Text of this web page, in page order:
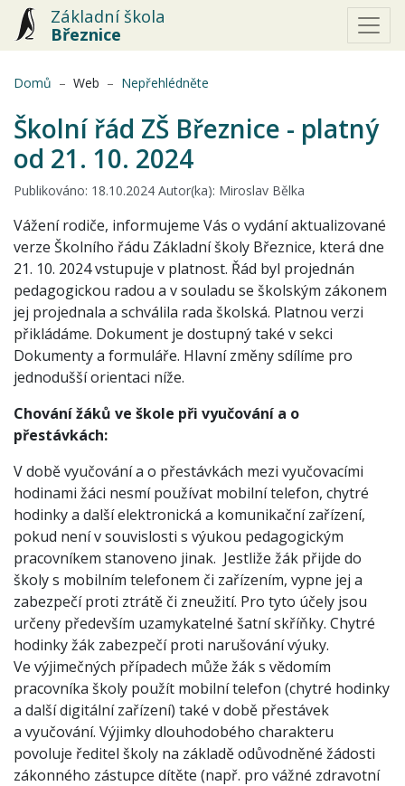
Základní škola
Březnice
Domů Web Nepřehlédněte
Školní řád ZŠ Březnice - platný
od 21. 10. 2024
Publikováno: 18.10.2024 Autor(ka): Miroslav Bělka
Vážení rodiče, informujeme Vás o vydání aktualizované
verze Školního řádu Základní školy Březnice, která dne
21. 10. 2024 vstupuje v platnost. Řád byl projednán
pedagogickou radou a v souladu se školským zákonem
jej projednala a schválila rada školská. Platnou verzi
přikládáme. Dokument je dostupný také v sekci
Dokumenty a formuláře. Hlavní změny sdílíme pro
jednodušší orientaci níže.
Chování žáků ve škole při vyučování a o
přestávkách:
V době vyučování a o přestávkách mezi vyučovacími
hodinami žáci nesmí používat mobilní telefon, chytré
hodinky a další elektronická a komunikační zařízení,
pokud není v souvislosti s výukou pedagogickým
pracovníkem stanoveno jinak. Jestliže žák přijde do
školy s mobilním telefonem či zařízením, vypne jej a
zabezpečí proti ztrátě či zneužití. Pro tyto účely jsou
určeny především uzamykatelné šatní skříňky. Chytré
hodinky žák zabezpečí proti narušování výuky.
Ve výjimečných případech může žák s vědomím
pracovníka školy použít mobilní telefon (chytré hodinky
a další digitální zařízení) také v době přestávek
a vyučování. Výjimky dlouhodobého charakteru
povoluje ředitel školy na základě odůvodněné žádosti
zákonného zástupce dítěte (např. pro vážné zdravotní